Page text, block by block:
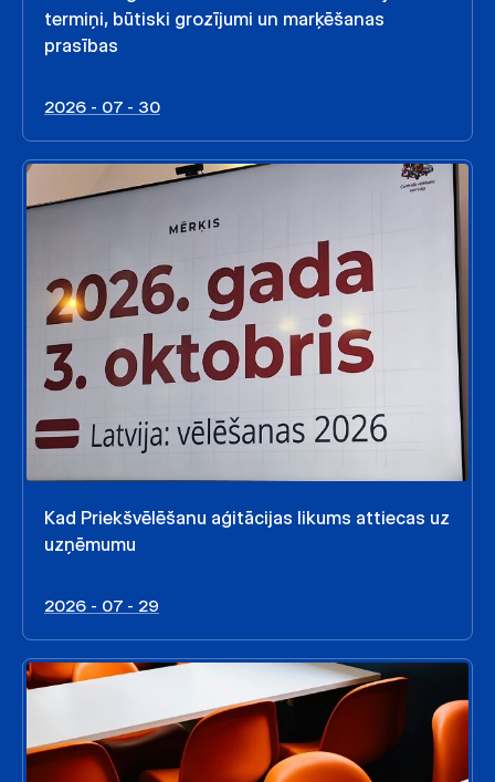
termiņi, būtiski grozījumi un marķēšanas
prasības
2026 - 07 - 30
Kad Priekšvēlēšanu aģitācijas likums attiecas uz
uzņēmumu
2026 - 07 - 29